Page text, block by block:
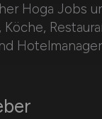
Hoga Jobs